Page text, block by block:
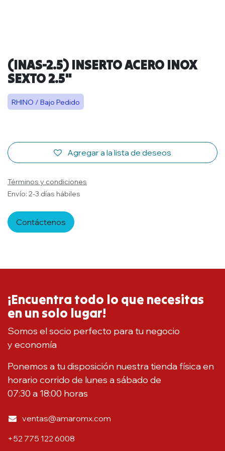
(INAS-2.5) INSERTO ACERO INOX
SEXTO 2.5"
RHINO / Bajo Pedido
Agregar a la lista de deseos
Términos y condiciones
Envío: 2-3 días hábiles
Contáctenos
¡Encuentra todo lo que necesitas
en un solo lugar!
Somos el socio perfecto para tu negocio
y economía
Ponemos a tu disposición nuestra tienda física en
horario corrido de lunes a sábado de
07:30 a 18:00 horas
ventas@amaromx.com
+52 775 122 6008